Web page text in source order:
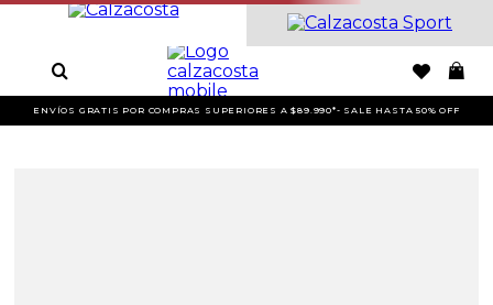
ENVÍOS GRATIS POR COMPRAS SUPERIORES A $89.990*- SALE HASTA 50% OFF